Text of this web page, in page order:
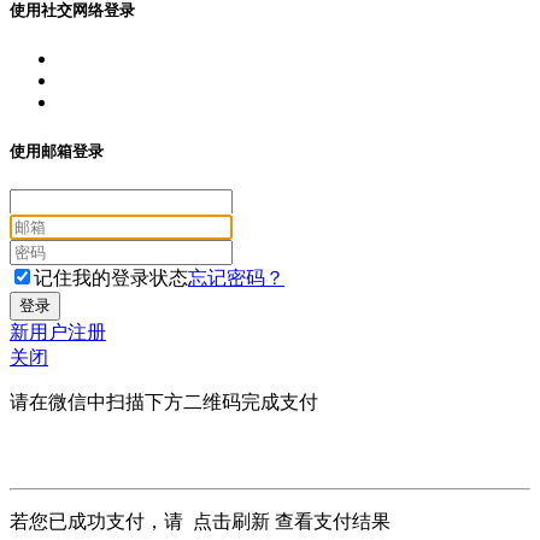
使用社交网络登录
使用邮箱登录
记住我的登录状态忘记密码？
新用户注册
关闭
请在微信中扫描下方二维码完成支付
若您已成功支付，请 点击刷新 查看支付结果